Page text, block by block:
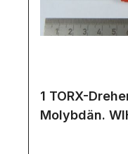
1 TORX-
Molybdän.